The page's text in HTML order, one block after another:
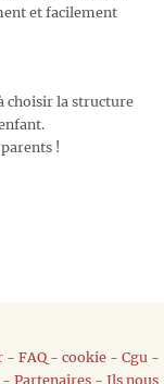
et facilement
choisir la structure
!
- FAQ- cookie- Cgu -
Partenaires- Ils nous